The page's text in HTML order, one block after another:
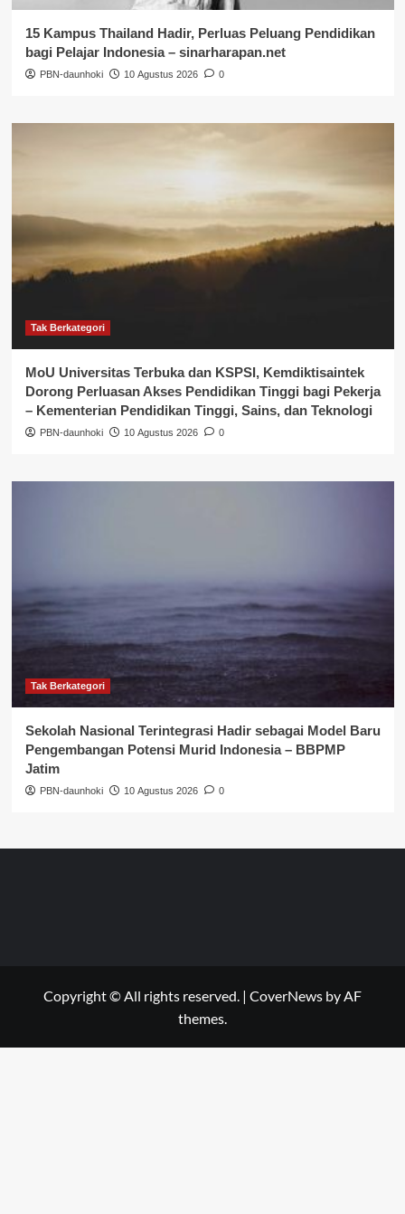
15 Kampus Thailand Hadir, Perluas Peluang Pendidikan
bagi Pelajar Indonesia – sinarharapan.net
PBN-daunhoki 10 Agustus 2026 0
Tak Berkategori
MoU Universitas Terbuka dan KSPSI, Kemdiktisaintek
Dorong Perluasan Akses Pendidikan Tinggi bagi Pekerja
– Kementerian Pendidikan Tinggi, Sains, dan Teknologi
PBN-daunhoki 10 Agustus 2026 0
Tak Berkategori
Sekolah Nasional Terintegrasi Hadir sebagai Model Baru
Pengembangan Potensi Murid Indonesia – BBPMP
Jatim
PBN-daunhoki 10 Agustus 2026 0
Copyright © All rights reserved. | CoverNews by AF
themes.